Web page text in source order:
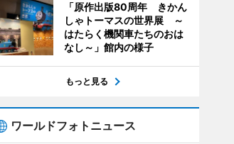
「原作出版80周年 きかん
しゃトーマスの世界展 ～
はたらく機関車たちのおは
なし～」館内の様子
もっと見る
ワールドフォトニュース